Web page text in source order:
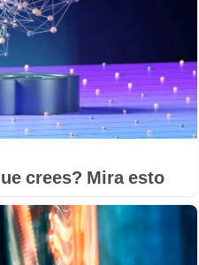
crees? Mira esto